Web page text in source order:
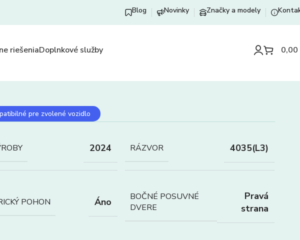
Blog Novinky Značky a modely
riešeniaDoplnkové služby 0,00
pre zvolené vozidlo
2024 RÁZVOR 4035(L3)
POHON Áno
BOČNÉ POSUVNÉ
DVERE
Pravá
strana